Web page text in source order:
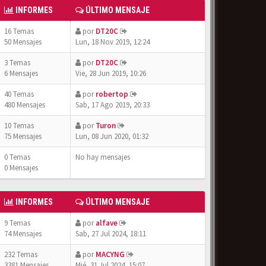
INFORMES ÚLTIMO MENSAJE
16 Temas
50 Mensajes
porDT20C
Lun, 18 Nov 2019, 12:24
3 Temas
6 Mensajes
porDT20C
Vie, 28 Jun 2019, 10:26
40 Temas
480 Mensajes
porrobertop
Sab, 17 Ago 2019, 20:33
10 Temas
75 Mensajes
porTuron
Lun, 08 Jun 2020, 01:32
0 Temas
0 Mensajes
No hay mensajes
INFORMES ÚLTIMO MENSAJE
9 Temas
74 Mensajes
poralfave
Sab, 27 Jul 2024, 18:11
232 Temas
porMACYNG